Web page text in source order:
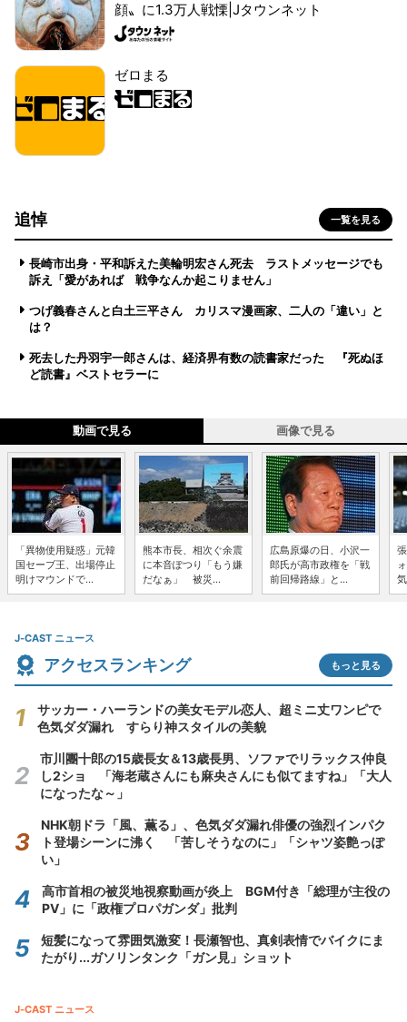
顔〟に1.3万人戦慄|Jタウンネット
ゼロまる
追悼 一覧を見る
長崎市出身・平和訴えた美輪明宏さん死去 ラストメッセージでも
訴え「愛があれば 戦争なんか起こりません」
つげ義春さんと白土三平さん カリスマ漫画家、二人の「違い」と
は？
死去した丹羽宇一郎さんは、経済界有数の読書家だった 『死ぬほ
ど読書』ベストセラーに
動画で見る 画像で見る
「異物使用疑惑」元韓
国セーブ王、出場停止
明けマウンドで...
熊本市長、相次ぐ余震
に本音ぽつり「もう嫌
だなぁ」 被災...
広島原爆の日、小沢一
郎氏が高市政権を「戦
前回帰路線」と...
J-CAST ニュース
アクセスランキング もっと見る
サッカー・ハーランドの美女モデル恋人、超ミニ丈ワンピで
色気ダダ漏れ すらり神スタイルの美貌
市川團十郎の15歳長女＆13歳長男、ソファでリラックス仲良
し2ショ 「海老蔵さんにも麻央さんにも似てますね」「大人
になったな～」
NHK朝ドラ「風、薫る」、色気ダダ漏れ俳優の強烈インパク
ト登場シーンに沸く 「苦しそうなのに」「シャツ姿艶っぽ
い」
高市首相の被災地視察動画が炎上 BGM付き「総理が主役の
PV」に「政権プロパガンダ」批判
短髪になって雰囲気激変！長瀬智也、真剣表情でバイクにま
たがり...ガソリンタンク「ガン見」ショット
J-CAST ニュース